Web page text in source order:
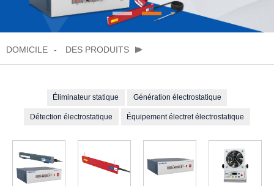
DOMICILE DES PRODUITS
Éliminateur statique Génération électrostatique
Détection électrostatique Équipement électret électrostatique